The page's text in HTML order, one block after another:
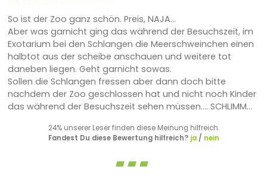
So ist der Zoo ganz schön. Preis, NAJA...
Aber was garnicht ging das während der Besuchszeit, im
Exotarium bei den Schlangen die Meerschweinchen einen
halbtot aus der scheibe anschauen und weitere tot
daneben liegen. Geht garnicht sowas.
Sollen die Schlangen fressen aber dann doch bitte
nachdem der Zoo geschlossen hat und nicht noch Kinder
das während der Besuchszeit sehen müssen.... SCHLIMM...
24% unserer Leser finden diese Meinung hilfreich.
Fandest Du diese Bewertung hilfreich? ja/ nein